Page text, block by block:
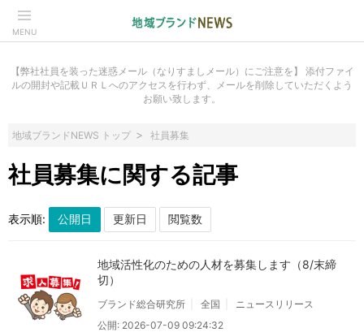
MENU
【弊社社員を装った迷惑メール（なりすましメール）にご注意を】 添付ファイ
ルの開封や記載ＵＲＬへのアクセスを行わず、メールを削除していただくよう
お願い致します。
地域ブランドNEWS トップ 社員募集
社員募集に関する記事
表示順:
地域活性化のための人材を募集します（8/末締
切）
ブランド総合研究所 全国
ニュースリリース
公開: 2026-07-09 09:24:32